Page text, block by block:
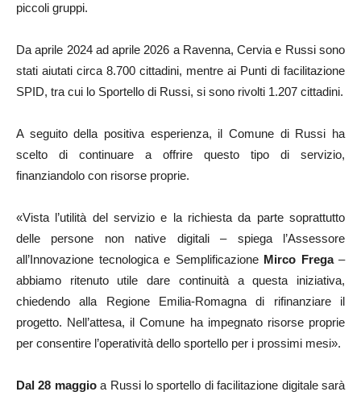
piccoli gruppi.
Da aprile 2024 ad aprile 2026 a Ravenna, Cervia e Russi sono
stati aiutati circa 8.700 cittadini, mentre ai Punti di facilitazione
SPID, tra cui lo Sportello di Russi, si sono rivolti 1.207 cittadini.
A seguito della positiva esperienza, il Comune di Russi ha
scelto di continuare a offrire questo tipo di servizio,
finanziandolo con risorse proprie.
«Vista l’utilità del servizio e la richiesta da parte soprattutto
delle persone non native digitali – spiega l’Assessore
all’Innovazione tecnologica e Semplificazione Mirco Frega–
abbiamo ritenuto utile dare continuità a questa iniziativa,
chiedendo alla Regione Emilia-Romagna di rifinanziare il
progetto. Nell’attesa, il Comune ha impegnato risorse proprie
per consentire l’operatività dello sportello per i prossimi mesi».
Dal 28 maggioa Russi lo sportello di facilitazione digitale sarà